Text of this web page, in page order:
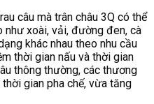
câu mà trân châu 3Q có thể
xoài, vải, đường đen, cà
khác nhau theo nhu cầu
thời gian nấu và thời gian
thông thường, các thương
gian pha chế, vừa tăng